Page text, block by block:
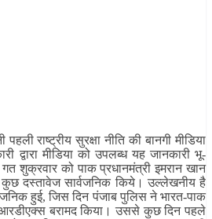
राष्ट्रीय सुरक्षा नीति की बानगी मीडिया
द्वारा मीडिया को उपलब्ध यह जानकारी भू-
शुक्रवार को पाक प्रधानमंत्री इमरान खान
कुछ दस्तावेज सार्वजनिक किये। उल्लेखनीय है
हुई, जिस दिन पंजाब पुलिस ने भारत-पाक
आरडीएक्स बरामद किया। उससे कुछ दिन पहले